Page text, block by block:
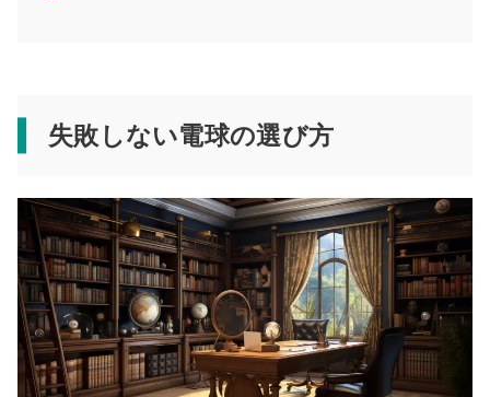
失敗しない電球の選び方